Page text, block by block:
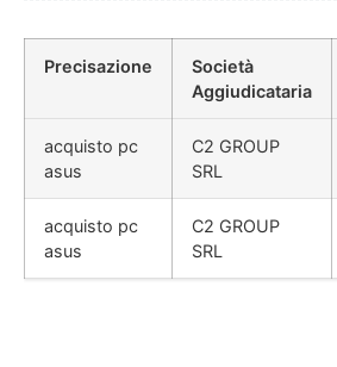
Precisazione
Società
Aggiudicataria
acquisto pc
asus
C2 GROUP
SRL
acquisto pc
asus
C2 GROUP
SRL